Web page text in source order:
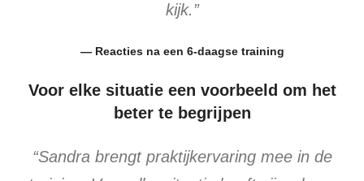
kijk.”
— Reacties na een 6-daagse training
Voor elke situatie een voorbeeld om het
beter te begrijpen
“Sandra brengt praktijkervaring mee in de